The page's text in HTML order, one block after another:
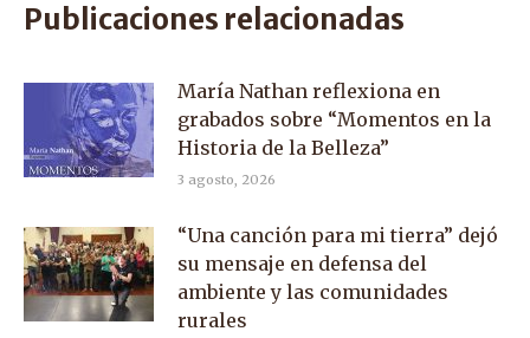
Publicaciones relacionadas
María Nathan reflexiona en
grabados sobre “Momentos en la
Historia de la Belleza”
3 agosto, 2026
“Una canción para mi tierra” dejó
su mensaje en defensa del
ambiente y las comunidades
rurales